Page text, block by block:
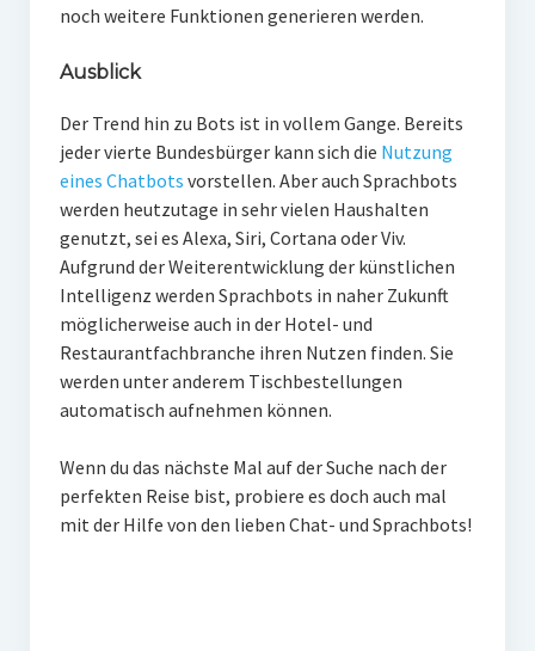
noch weitere Funktionen generieren werden.
Ausblick
Der Trend hin zu Bots ist in vollem Gange. Bereits
jeder vierte Bundesbürger kann sich die Nutzung
eines Chatbots vorstellen. Aber auch Sprachbots
werden heutzutage in sehr vielen Haushalten
genutzt, sei es Alexa, Siri, Cortana oder Viv.
Aufgrund der Weiterentwicklung der künstlichen
Intelligenz werden Sprachbots in naher Zukunft
möglicherweise auch in der Hotel- und
Restaurantfachbranche ihren Nutzen finden. Sie
werden unter anderem Tischbestellungen
automatisch aufnehmen können.
Wenn du das nächste Mal auf der Suche nach der
perfekten Reise bist, probiere es doch auch mal
mit der Hilfe von den lieben Chat- und Sprachbots!